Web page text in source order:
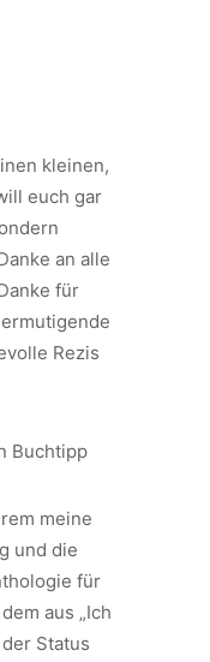
kleinen,
euch gar
an alle
für
Rezis
meine
und die
für
aus „Ich
Status